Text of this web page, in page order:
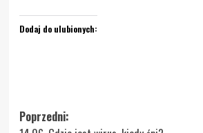
Dodaj do ulubionych:
Zobacz
Poprzedni: